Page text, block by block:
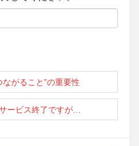
がること”の重要性
ービス終了ですが…